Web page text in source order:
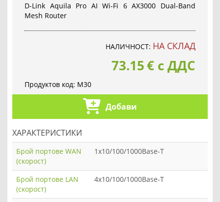
D-Link Aquila Pro AI Wi-Fi 6 AX3000 Dual-Band
Mesh Router
НАЛИЧНОСТ: НА СКЛАД
73.15€ с ДДС
Продуктов код: M30
Добави
ХАРАКТЕРИСТИКИ
Брой портове WAN
(скорост)
1x10/100/1000Base-T
Брой портове LAN
(скорост)
4x10/100/1000Base-T